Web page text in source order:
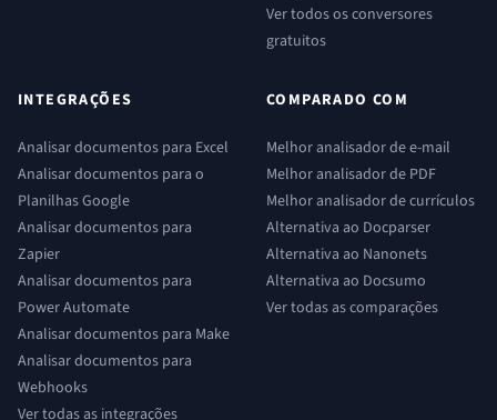
Ver todos os conversores
gratuitos
INTEGRAÇÕES
Analisar documentos para Excel
Analisar documentos para o
Planilhas Google
Analisar documentos para
Zapier
Analisar documentos para
Power Automate
Analisar documentos para Make
Analisar documentos para
Webhooks
Ver todas as integrações
COMPARADO COM
Melhor analisador de e-mail
Melhor analisador de PDF
Melhor analisador de currículos
Alternativa ao Docparser
Alternativa ao Nanonets
Alternativa ao Docsumo
Ver todas as comparações